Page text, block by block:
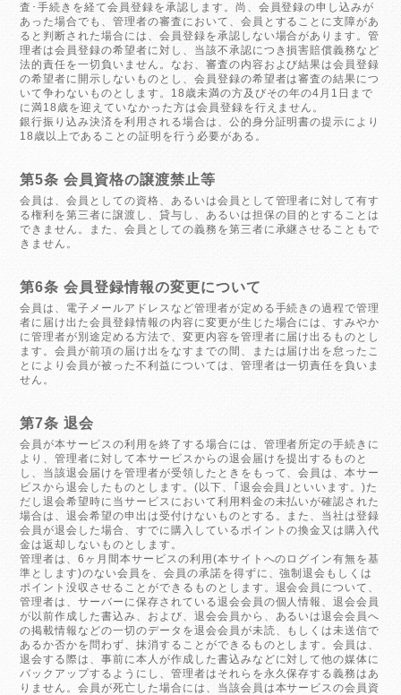
査･手続きを経て会員登録を承認します。尚、会員登録の申し込みが
あった場合でも、管理者の審査において、会員とすることに支障があ
ると判断された場合には、会員登録を承認しない場合があります。管
理者は会員登録の希望者に対し、当該不承認につき損害賠償義務など
法的責任を一切負いません。なお、審査の内容および結果は会員登録
の希望者に開示しないものとし、会員登録の希望者は審査の結果につ
いて争わないものとします。18歳未満の方及びその年の4月1日まで
に満18歳を迎えていなかった方は会員登録を行えません。
銀行振り込み決済を利用される場合は、公的身分証明書の提示により
18歳以上であることの証明を行う必要がある。
第5条 会員資格の譲渡禁止等
会員は、会員としての資格、あるいは会員として管理者に対して有す
る権利を第三者に譲渡し、貸与し、あるいは担保の目的とすることは
できません。また、会員としての義務を第三者に承継させることもで
きません。
第6条 会員登録情報の変更について
会員は、電子メールアドレスなど管理者が定める手続きの過程で管理
者に届け出た会員登録情報の内容に変更が生じた場合には、すみやか
に管理者が別途定める方法で、変更内容を管理者に届け出るものとし
ます。会員が前項の届け出をなすまでの間、または届け出を怠ったこ
とにより会員が被った不利益については、管理者は一切責任を負いま
せん。
第7条 退会
会員が本サービスの利用を終了する場合には、管理者所定の手続きに
より、管理者に対して本サービスからの退会届けを提出するものと
し、当該退会届けを管理者が受領したときをもって、会員は、本サー
ビスから退会したものとします。(以下、｢退会会員｣といいます。)た
だし退会希望時に当サービスにおいて利用料金の未払いが確認された
場合は、退会希望の申出は受付けないものとする。また、当社は登録
会員が退会した場合、すでに購入しているポイントの換金又は購入代
金は返却しないものとします。
管理者は、6ヶ月間本サービスの利用(本サイトへのログイン有無を基
準とします)のない会員を、会員の承諾を得ずに、強制退会もしくは
ポイント没収させることができるものとします。退会会員について、
管理者は、サーバーに保存されている退会会員の個人情報、退会会員
が以前作成した書込み、および、退会会員から、あるいは退会会員へ
の掲載情報などの一切のデータを退会会員が未読、もしくは未送信で
あるか否かを問わず、抹消することができるものとします。会員は、
退会する際は、事前に本人が作成した書込みなどに対して他の媒体に
バックアップするようにし、管理者はそれらを永久保存する義務はあ
りません。会員が死亡した場合には、当該会員は本サービスの会員資